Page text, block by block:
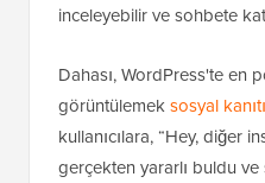
inceleyebilir ve sohbete
Dahası, WordPress'te en
görüntülemeksosyal
kullanıcılara, “Hey, diğer
gerçekten yararlı buldu